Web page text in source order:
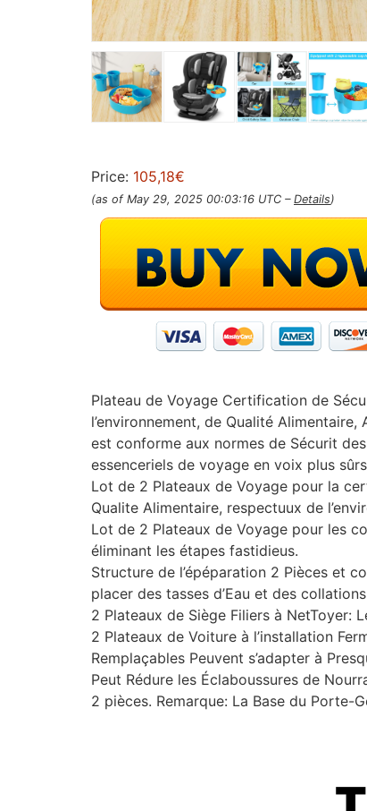
Price: 105,18€
(as of May 29, 2025 00:03:16 UTC – Details)
Plateau de Voyage Certification de
l’environnement, de Qualité
est conforme aux normes de Sécurit
essenceriels de voyage en voix plus
Lot de 2 Plateaux de Voyage pour la
Qualite Alimentaire, respectuux de
Lot de 2 Plateaux de Voyage pour les
éliminant les étapes fastidieus.
Structure de l’épéparation 2 Pièces et
placer des tasses d’Eau et des
2 Plateaux de Siège Filiers à NetToyer:
2 Plateaux de Voiture à l’installation
Remplaçables Peuvent s’adapter à
Peut Rédure les Éclaboussures de
2 pièces. Remarque: La Base du Porte-